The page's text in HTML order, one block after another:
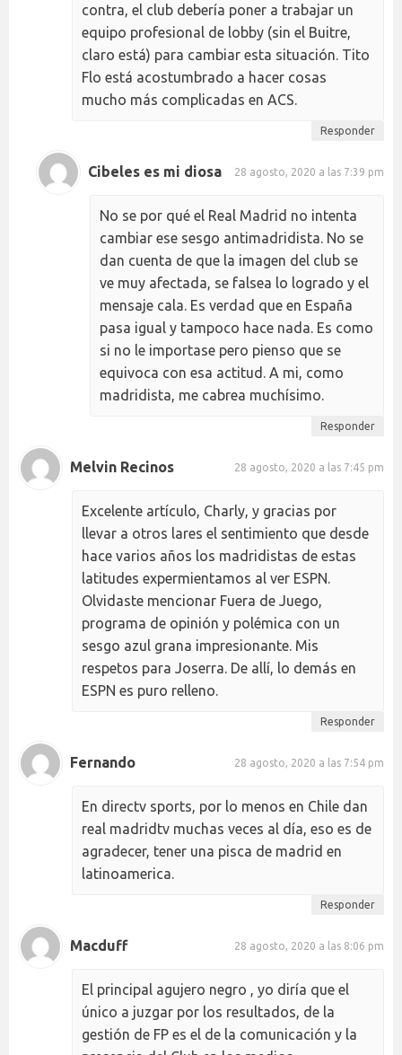
contra, el club debería poner a trabajar un
equipo profesional de lobby (sin el Buitre,
claro está) para cambiar esta situación. Tito
Flo está acostumbrado a hacer cosas
mucho más complicadas en ACS.
Responder
Cibeles es mi diosa 28 agosto, 2020 a las 7:39 pm
No se por qué el Real Madrid no intenta
cambiar ese sesgo antimadridista. No se
dan cuenta de que la imagen del club se
ve muy afectada, se falsea lo logrado y el
mensaje cala. Es verdad que en España
pasa igual y tampoco hace nada. Es como
si no le importase pero pienso que se
equivoca con esa actitud. A mi, como
madridista, me cabrea muchísimo.
Responder
Melvin Recinos 28 agosto, 2020 a las 7:45 pm
Excelente artículo, Charly, y gracias por
llevar a otros lares el sentimiento que desde
hace varios años los madridistas de estas
latitudes expermientamos al ver ESPN.
Olvidaste mencionar Fuera de Juego,
programa de opinión y polémica con un
sesgo azul grana impresionante. Mis
respetos para Joserra. De allí, lo demás en
ESPN es puro relleno.
Responder
Fernando 28 agosto, 2020 a las 7:54 pm
En directv sports, por lo menos en Chile dan
real madridtv muchas veces al día, eso es de
agradecer, tener una pisca de madrid en
latinoamerica.
Responder
Macduff 28 agosto, 2020 a las 8:06 pm
El principal agujero negro , yo diría que el
único a juzgar por los resultados, de la
gestión de FP es el de la comunicación y la